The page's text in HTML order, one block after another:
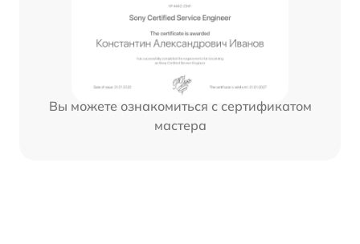
Вы можете ознакомиться с сертификатом
мастера